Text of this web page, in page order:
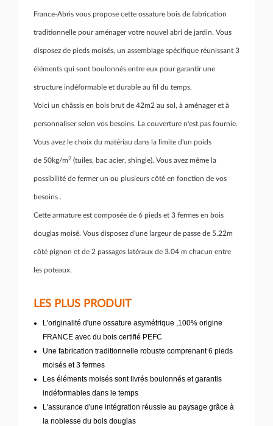
France-Abris vous propose cette ossature bois de fabrication
traditionnelle pour aménager votre nouvel abri de jardin. Vous
disposez de pieds moisés, un assemblage spécifique réunissant 3
éléments qui sont boulonnés entre eux pour garantir une
structure indéformable et durable au fil du temps.
Voici un châssis en bois brut de 42m2 au sol, à aménager et à
personnaliser selon vos besoins. La couverture n'est pas fournie.
Vous avez le choix du matériau dans la limite d'un poids
de 50kg/m2 (tuiles, bac acier, shingle). Vous avez même la
possibilité de fermer un ou plusieurs côté en fonction de vos
besoins .
Cette armature est composée de 6 pieds et 3 fermes en bois
douglas moisé. Vous disposez d'une largeur de passe de 5.22m
côté pignon et de 2 passages latéraux de 3.04 m chacun entre
les poteaux.
LES PLUS PRODUIT
L'originalité d'une ossature asymétrique ,100% origine
FRANCE avec du bois certifié PEFC
Une fabrication traditionnelle robuste comprenant 6 pieds
moisés et 3 fermes
Les éléments moisés sont livrés boulonnés et garantis
indéformables dans le temps
L'assurance d'une intégration réussie au paysage grâce à
la noblesse du bois douglas